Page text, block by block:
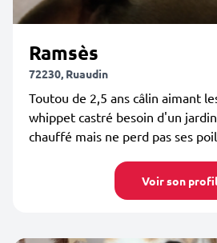
Ramsès
72230, Ruaudin
Toutou de 2,5 ans câlin aimant
whippet castré besoin d'un
chauffé mais ne perd pas ses
Voir son profil